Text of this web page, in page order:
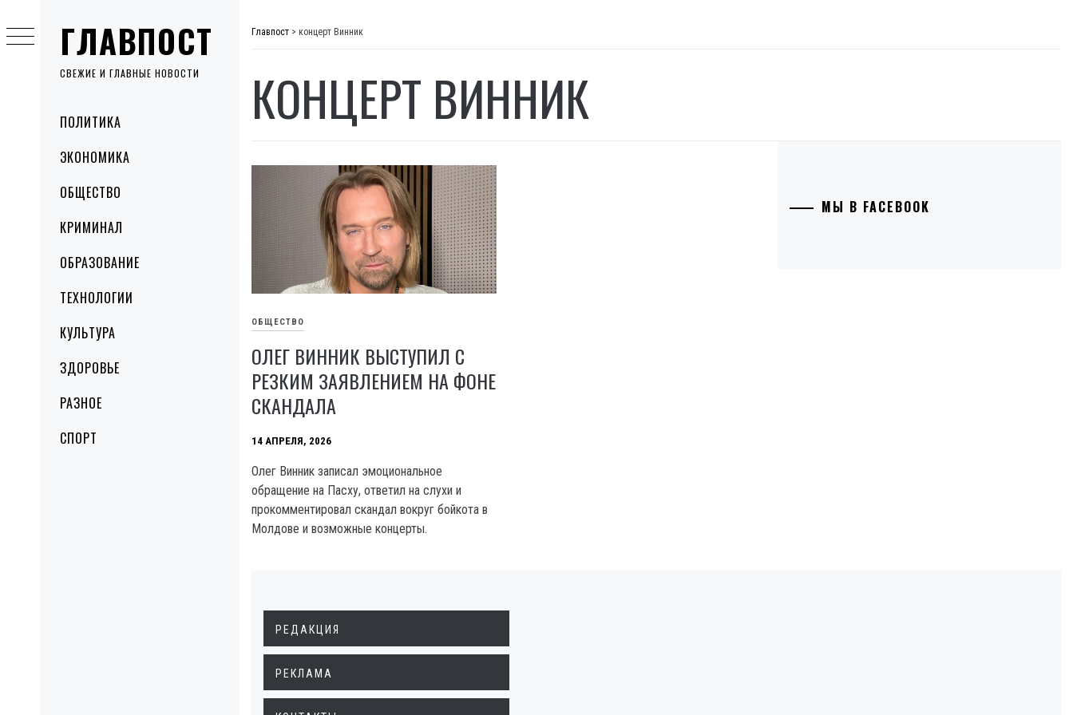
ГЛАВПОСТ
СВЕЖИЕ И ГЛАВНЫЕ НОВОСТИ
MenuПОЛИТИКА
ЭКОНОМИКА
ОБЩЕСТВО
КРИМИНАЛ
ОБРАЗОВАНИЕ
ТЕХНОЛОГИИ
КУЛЬТУРА
ЗДОРОВЬЕ
РАЗНОЕ
СПОРТ
to
content
Главпост > концерт Винник
КОНЦЕРТ ВИННИК
ОБЩЕСТВО
ОЛЕГ ВИННИК ВЫСТУПИЛ С
РЕЗКИМ ЗАЯВЛЕНИЕМ НА ФОНЕ
СКАНДАЛА
14 АПРЕЛЯ, 2026
Олег Винник записал эмоциональное
обращение на Пасху, ответил на слухи и
прокомментировал скандал вокруг бойкота в
Молдове и возможные концерты.
МЫ В FACEBOOK
РЕДАКЦИЯ
РЕКЛАМА